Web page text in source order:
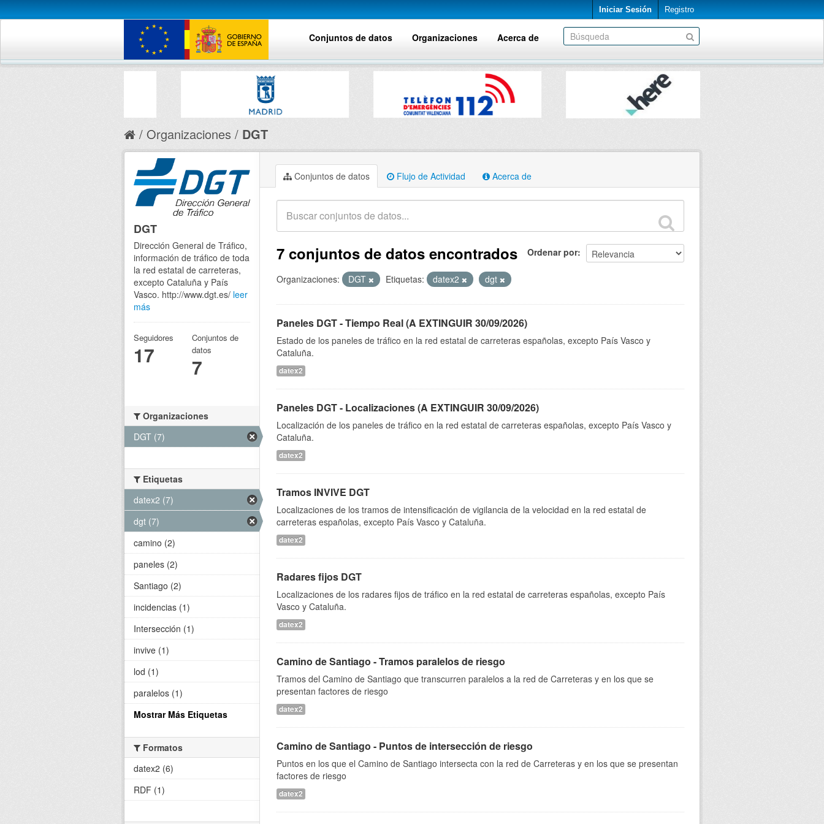
Iniciar Sesión Registro
Conjuntos de datos Organizaciones Acerca de
Organizaciones DGT
Conjuntos de datos Flujo de Actividad Acerca de
Ordenar por
7 conjuntos de datos encontrados
Organizaciones: DGT Etiquetas: datex2 dgt
Paneles DGT - Tiempo Real (A EXTINGUIR 30/09/2026)
Estado de los paneles de tráfico en la red estatal de carreteras españolas, excepto País Vasco y
Cataluña.
datex2
Paneles DGT - Localizaciones (A EXTINGUIR 30/09/2026)
Localización de los paneles de tráfico en la red estatal de carreteras españolas, excepto País Vasco y
Cataluña.
datex2
Tramos INVIVE DGT
Localizaciones de los tramos de intensificación de vigilancia de la velocidad en la red estatal de
carreteras españolas, excepto País Vasco y Cataluña.
datex2
Radares fijos DGT
Localizaciones de los radares fijos de tráfico en la red estatal de carreteras españolas, excepto País
Vasco y Cataluña.
datex2
Camino de Santiago - Tramos paralelos de riesgo
Tramos del Camino de Santiago que transcurren paralelos a la red de Carreteras y en los que se
presentan factores de riesgo
datex2
Camino de Santiago - Puntos de intersección de riesgo
Puntos en los que el Camino de Santiago intersecta con la red de Carreteras y en los que se presentan
factores de riesgo
datex2
DGT
Dirección General de Tráfico,
información de tráfico de toda
la red estatal de carreteras,
excepto Cataluña y País
Vasco. http://www.dgt.es/ leer
más
Seguidores
17
Conjuntos de
datos
7
Organizaciones
DGT (7)
Etiquetas
datex2 (7)
dgt (7)
camino (2)
paneles (2)
Santiago (2)
incidencias (1)
Intersección (1)
invive (1)
lod (1)
paralelos (1)
Mostrar Más Etiquetas
Formatos
datex2 (6)
RDF (1)